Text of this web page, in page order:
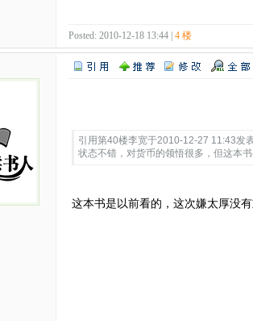
Posted: 2010-12-18 13:44 | 4 楼
引用第40楼李宽于2010-12-27 11:43发
状态不错，对货币的领悟很多，但这本
这本书是以前看的，这次嫌太厚没